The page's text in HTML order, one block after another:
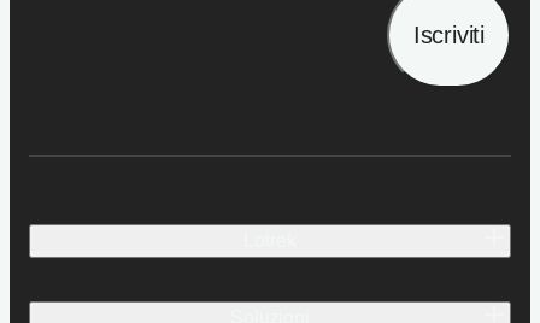
Iscriviti
Identità e persone